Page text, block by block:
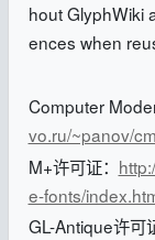
hout GlyphWiki
ences when
Computer
vo.ru/~panov/
M+许可证：
e-fonts/
GL-Antique许可